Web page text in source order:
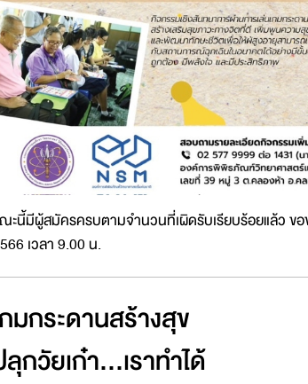
ะนี้มีผู้สมัครครบตามจำนวนที่เผิดรับเรียบร้อยแล้ว
เวลา 9.00 น.
มกระดานสร้างสุข
กวัยเก๋า...เราทำได้